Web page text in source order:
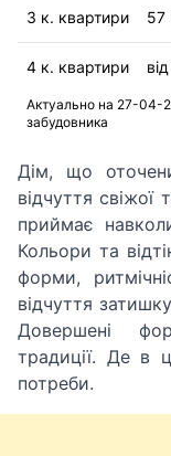
3 к. квартири 57
4 к. квартири
Актуально на 27-04-
забудовника
Дім, що
відчуття свіжої
приймає
Кольори та
форми,
відчуття
Довершені
традиції. Де в
потреби.